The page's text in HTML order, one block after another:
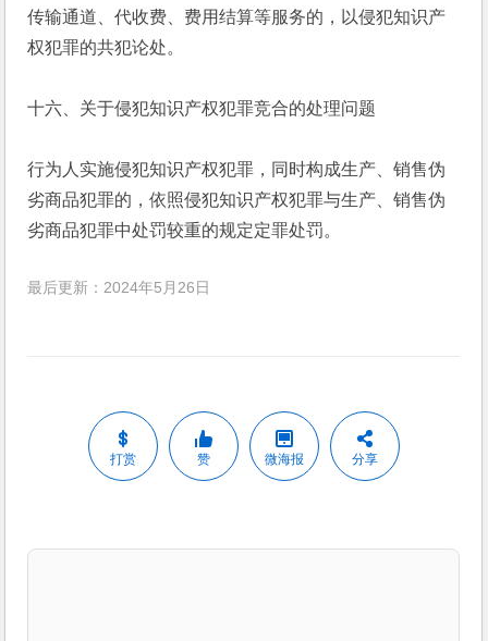
传输通道、代收费、费用结算等服务的，以侵犯知识产
权犯罪的共犯论处。
十六、关于侵犯知识产权犯罪竞合的处理问题
行为人实施侵犯知识产权犯罪，同时构成生产、销售伪
劣商品犯罪的，依照侵犯知识产权犯罪与生产、销售伪
劣商品犯罪中处罚较重的规定定罪处罚。
最后更新：2024年5月26日
打赏 赞 微海报 分享